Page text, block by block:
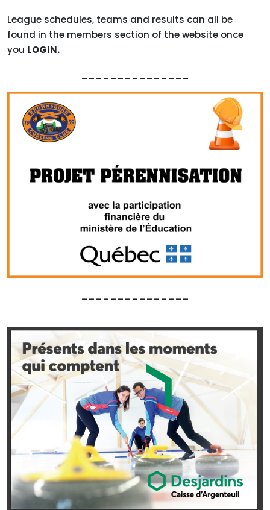
League schedules, teams and results can all be
found in the members section of the website once
you LOGIN.
_______________